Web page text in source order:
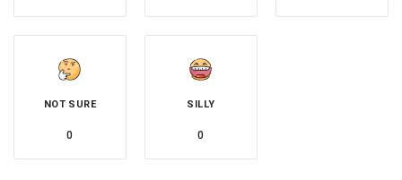
NOT SURE
0
SILLY
0